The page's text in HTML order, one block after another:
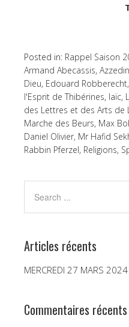
Posted in: Rappel Saison
Armand Abecassis,
Dieu, Edouard Robberecht,
l'Esprit de Thibérines, laïc,
des Lettres et des Arts de
Marche des Beurs, Max
Daniel Olivier, Mr Hafid
Rabbin Pferzel, Religions,
Articles récents
MERCREDI 27 MARS 2024
Commentaires récents